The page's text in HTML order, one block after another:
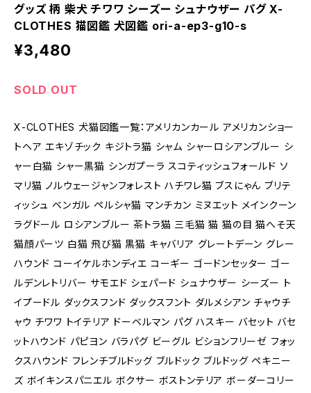
グッズ 柄 柴犬 チワワ シーズー シュナウザー パグ X-
CLOTHES 猫図鑑 犬図鑑 ori-a-ep3-g10-s
¥3,480
SOLD OUT
X-CLOTHES 犬猫図鑑一覧：アメリカンカール アメリカンショー
トヘア エキゾチック キジトラ猫 シャム シャーロシアンブルー シ
ャー白猫 シャー黒猫 シンガプーラ スコティッシュフォールド ソ
マリ猫 ノルウェージャンフォレスト ハチワレ猫 ブスにゃん ブリテ
ィッシュ ベンガル ペルシャ猫 マンチカン ミヌエット メインクーン
ラグドール ロシアンブルー 茶トラ猫 三毛猫 猫 猫の目 猫へそ天
猫顔パーツ 白猫 飛び猫 黒猫 キャバリア グレートデーン グレー
ハウンド コーイケルホンディエ コーギー ゴードンセッター ゴー
ルデンレトリバー サモエド シェパード シュナウザー シーズー ト
イプードル ダックスフンド ダックスフント ダルメシアン チャウチ
ャウ チワワ トイテリア ドーベルマン パグ ハスキー バセット バセ
ットハウンド パピヨン バラパグ ビーグル ビションフリーゼ フォッ
クスハウンド フレンチブルドッグ ブルドック ブルドッグ ペキニー
ズ ボイキンスパニエル ボクサー ボストンテリア ボーダーコリー